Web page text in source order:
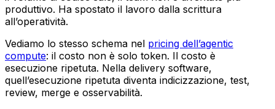
produttivo. Ha spostato il lavoro dalla scrittura
all’operatività.
Vediamo lo stesso schema nel pricing dell’agentic
compute: il costo non è solo token. Il costo è
esecuzione ripetuta. Nella delivery software,
quell’esecuzione ripetuta diventa indicizzazione, test,
review, merge e osservabilità.